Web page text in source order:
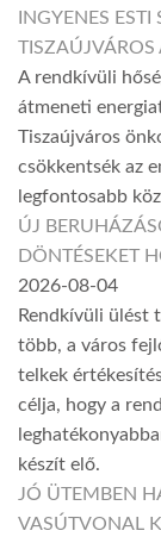
INGYENES
TISZAÚJVÁROS
A rendkívüli
átmeneti
Tiszaújváros
csökkentsék az
legfontosabb
ÚJ
DÖNTÉSEKET
2026-08-04
Rendkívüli ülést
több, a város
telkek
célja, hogy a
készít elő.
JÓ ÜTEMBEN
VASÚTVONAL